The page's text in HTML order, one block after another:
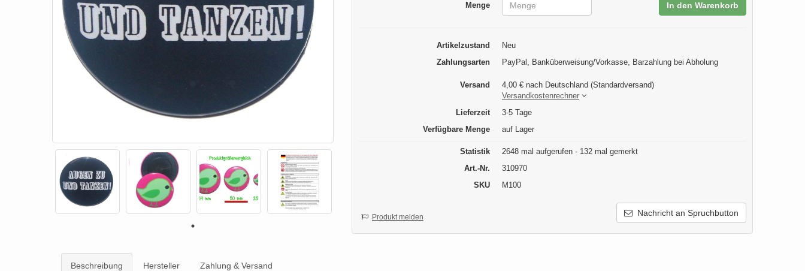
Menge In den Warenkorb
Artikelzustand
Neu
Zahlungsarten
PayPal, Banküberweisung/Vorkasse, Barzahlung bei Abholung
Versand
4,00 € nach Deutschland (Standardversand)
Versandkostenrechner
Lieferzeit
3-5 Tage
Verfügbare Menge
auf Lager
Statistik
2648 mal aufgerufen - 132 mal gemerkt
Art.-Nr.
310970
SKU
M100
Nachricht an Spruchbutton
Produkt melden
Beschreibung Hersteller Zahlung & Versand